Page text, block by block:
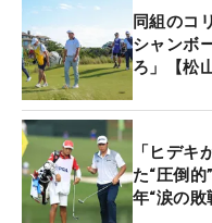
「フロントナインは
になるので、どれだ
がりの5ホールはちょ
で、そこは計算しな
くと思いながら回って
・15番と18番のバン
「15番はちょっと、
同組のコ
シャンボ
ろ」【松
「ヒデキ
た“圧倒
年“涙の敗